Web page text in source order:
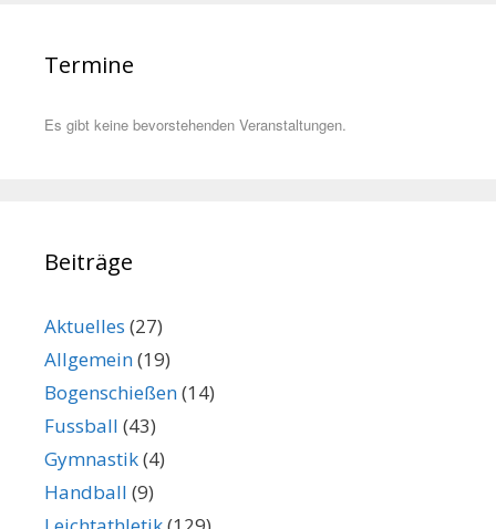
Termine
Es gibt keine bevorstehenden Veranstaltungen.
Beiträge
Aktuelles (27)
Allgemein(19)
Bogenschießen(14)
Fussball (43)
Gymnastik(4)
Handball (9)